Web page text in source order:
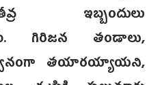
ఇబ్బందులు
గిరిజన తండాలు,
తయారయ్యాయని,